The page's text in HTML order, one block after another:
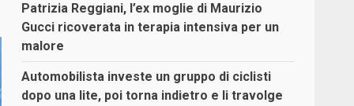
Patrizia Reggiani, l’ex moglie di Maurizio
Gucci ricoverata in terapia intensiva per un
malore
Automobilista investe un gruppo di ciclisti
dopo una lite, poi torna indietro e li travolge